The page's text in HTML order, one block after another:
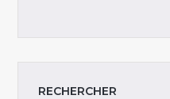
RECHERCHER